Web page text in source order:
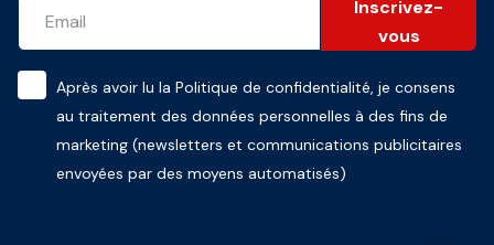
Inscrivez-
vous
Après avoir lu la Politique de confidentialité, je consens
au traitement des données personnelles à des fins de
marketing (newsletters et communications publicitaires
envoyées par des moyens automatisés)